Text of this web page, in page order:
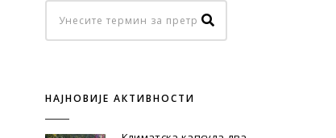
НАЈНОВИЈЕ АКТИВНОСТИ